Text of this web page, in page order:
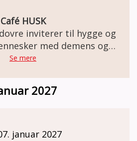
Café HUSK
inviterer til hygge og
med demens og
pårørende
Se mere
2027
januar 2027